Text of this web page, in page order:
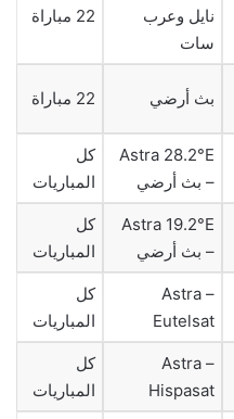
نايل وعرب
سات
22 مباراة
بث أرضي 22 مباراة
Astra 28.2°E
– بث أرضي
كل
المباريات
Astra 19.2°E
– بث أرضي
كل
المباريات
Astra –
Eutelsat
كل
المباريات
Astra –
Hispasat
كل
المباريات